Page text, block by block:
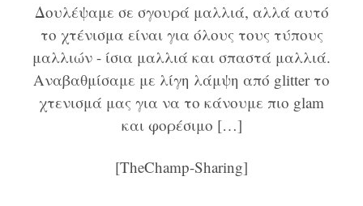
Δουλέψαμε σε σγουρά μαλλιά, αλλά αυτό
το χτένισμα είναι για όλους τους τύπους
μαλλιών - ίσια μαλλιά και σπαστά μαλλιά.
Αναβαθμίσαμε με λίγη λάμψη από glitter το
χτενισμά μας για να το κάνουμε πιο glam
και φορέσιμο […]
[TheChamp-Sharing]